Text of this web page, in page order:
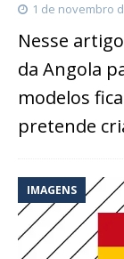
1 de novembro
Nesse
da Angola
modelos
pretende
IMAGENS